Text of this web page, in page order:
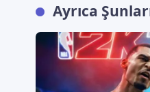
Ayrıca